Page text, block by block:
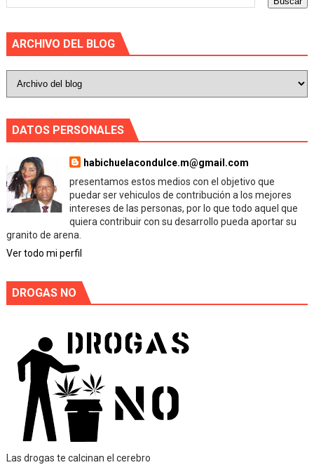
ARCHIVO DEL BLOG
DATOS PERSONALES
habichuelacondulce.m@gmail.com
presentamos estos medios con el objetivo que
puedar ser vehiculos de contribución a los mejores
intereses de las personas, por lo que todo aquel que
quiera contribuir con su desarrollo pueda aportar su
granito de arena.
Ver todo mi perfil
DROGAS NO
Las drogas te calcinan el cerebro